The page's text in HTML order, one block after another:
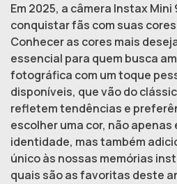
Em 2025, a câmera Instax
conquistar fãs com suas
Conhecer as cores mais
essencial para quem busca
fotográfica com um toque
disponíveis, que vão do
refletem tendências e
escolher uma cor, não
identidade, mas também
único às nossas memórias
quais são as favoritas deste